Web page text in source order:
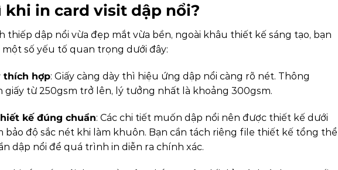
khi in card visit dập nổi?
thiếp dập nổi vừa đẹp mắt vừa bền, ngoài khâu thiết kế sáng tạo, bạn
số yếu tố quan trọng dưới đây:
thích hợp: Giấy càng dày thì hiệu ứng dập nổi càng rõ nét. Thông
từ 250gsm trở lên, lý tưởng nhất là khoảng 300gsm.
kế đúng chuẩn: Các chi tiết muốn dập nổi nên được thiết kế dưới
bảo độ sắc nét khi làm khuôn. Bạn cần tách riêng file thiết kế tổng thể
dập nổi để quá trình in diễn ra chính xác.